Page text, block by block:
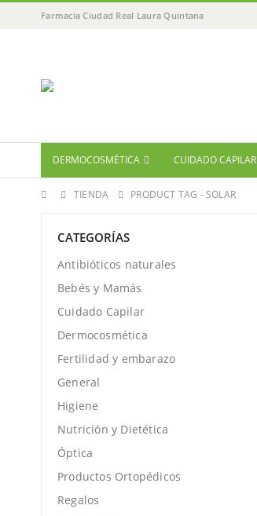
Farmacia Ciudad Real Laura Quintana
DERMOCOSMÉTICA CUIDADO CAPILAR
TIENDA PRODUCT TAG -SOLAR
CATEGORÍAS
Antibióticos naturales
Bebés y Mamás
Cuidado Capilar
Dermocosmética
Fertilidad y embarazo
General
Higiene
Nutrición y Dietética
Óptica
Productos Ortopédicos
Regalos